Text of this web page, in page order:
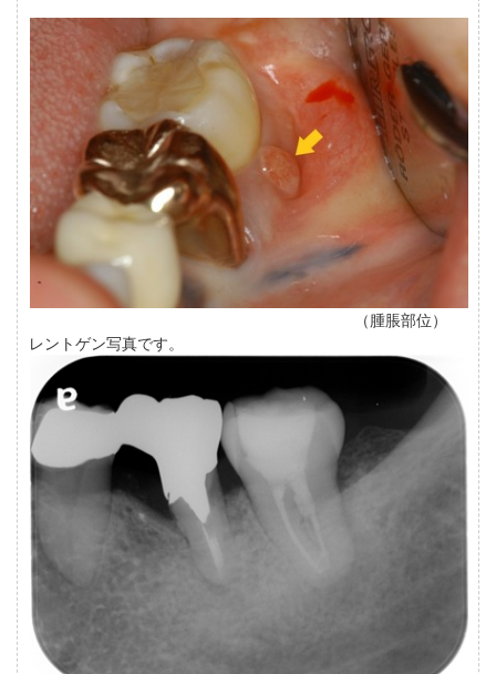
（腫脹部位）
レントゲン写真です。